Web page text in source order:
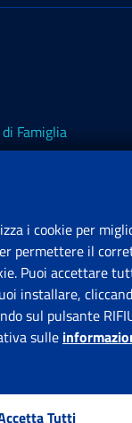
Famiglia
i cookie per
permettere il
Puoi accettare
installare,
sul pulsante
sulle
Tutti